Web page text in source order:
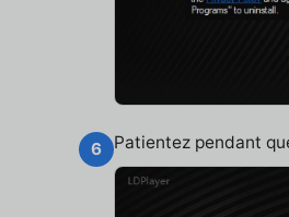
6 Patientez pendant